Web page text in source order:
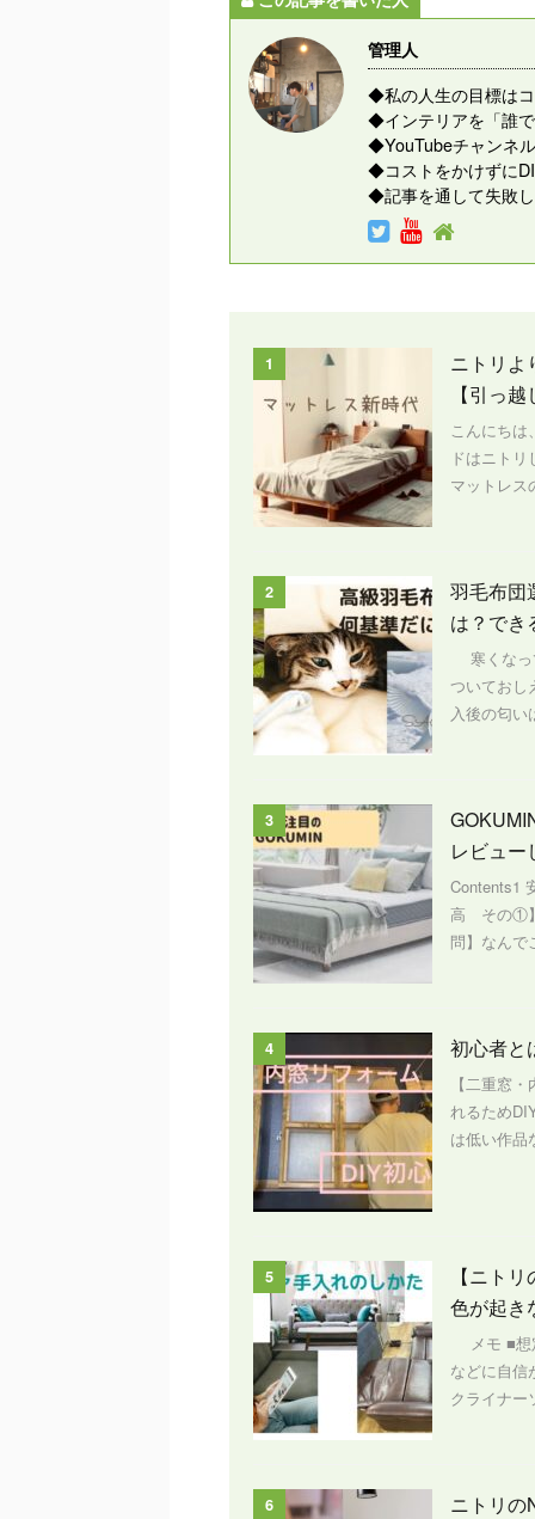
管理人
◆私の人生の目標は
◆インテリアを「誰
◆YouTubeチャンネ
◆コストをかけずに
◆記事を通して失敗
1
ニトリよ
【引っ
こんにち
ドはニト
マットレス
2
羽毛布団
は？でき
寒くなっ
ついておし
入後の匂
3
レビュー
Contents1
高 その①】
問】なんで
4 初心者と
【二重窓
れるため
は低い作
5
【ニト
色が起き
メモ ■想
などに自
クライナ
6
ニトリの